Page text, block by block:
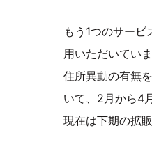
もう1つのサー
用いただいてい
住所異動の有無
いて、2月から4
現在は下期の拡